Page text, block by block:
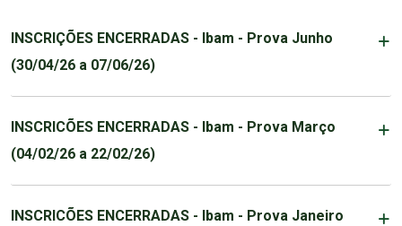
INSCRIÇÕES ENCERRADAS - Ibam - Prova Junho
(30/04/26 a 07/06/26)
INSCRICÕES ENCERRADAS - Ibam - Prova Março
(04/02/26 a 22/02/26)
INSCRICÕES ENCERRADAS - Ibam - Prova Janeiro